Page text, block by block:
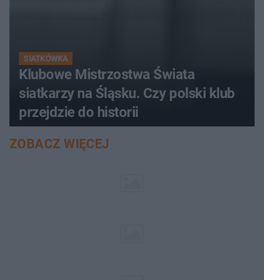
SIATKÓWKA
Klubowe Mistrzostwa Świata
siatkarzy na Śląsku. Czy polski klub
przejdzie do historii
ZOBACZ WIĘCEJ